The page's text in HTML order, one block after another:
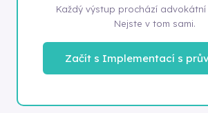
Každý výstup prochází
Nejste v tom sami.
Začít s Implementací s